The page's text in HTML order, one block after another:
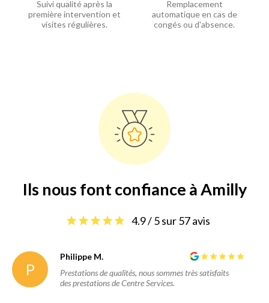
Suivi qualité après la
première intervention et
visites régulières.
Remplacement
automatique en cas de
congés ou d'absence.
Ils nous font confiance à Amilly
4.9 / 5 sur 57 avis
P
Philippe M.
Prestations de qualités, nous sommes très satisfaits
des prestations de Centre Services.